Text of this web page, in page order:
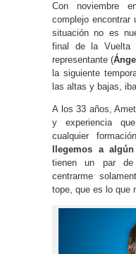
Con noviembre
complejo encontrar
situación no es
final de la Vuelta
representante (
la siguiente
las altas y bajas,
A los 33 años,
y experiencia
cualquier
llegemos a
tienen un par de
centrarme
tope, que es lo que